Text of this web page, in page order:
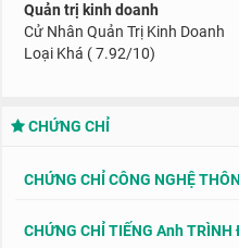
Quản trị kinh doanh
Cử Nhân Quản Trị Kinh Doanh
Loại Khá ( 7.92/10)
CHỨNG CHỈ
CHỨNG CHỈ CÔNG NGHỆ
CHỨNG CHỈ TIẾNG Anh TRÌNH